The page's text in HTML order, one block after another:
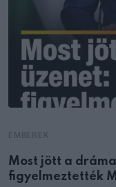
Most jött a
figyelmeztették